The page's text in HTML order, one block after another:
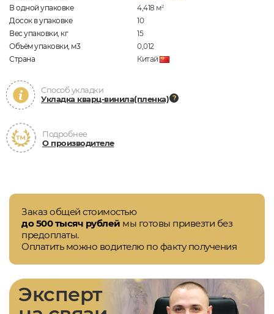
В одной упаковке
4,418 м2
Досок в упаковке
10
Вес упаковки, кг
15
Объём упаковки, м3
0,012
Страна
Китай
Способ укладки
Укладка кварц-винила(пленка)
Подробнее
О производителе
Заказ общей стоимостью
до 500 тысяч рублей мы готовы привезти без
предоплаты.
Оплатить можно водителю по факту получения
Эксперт